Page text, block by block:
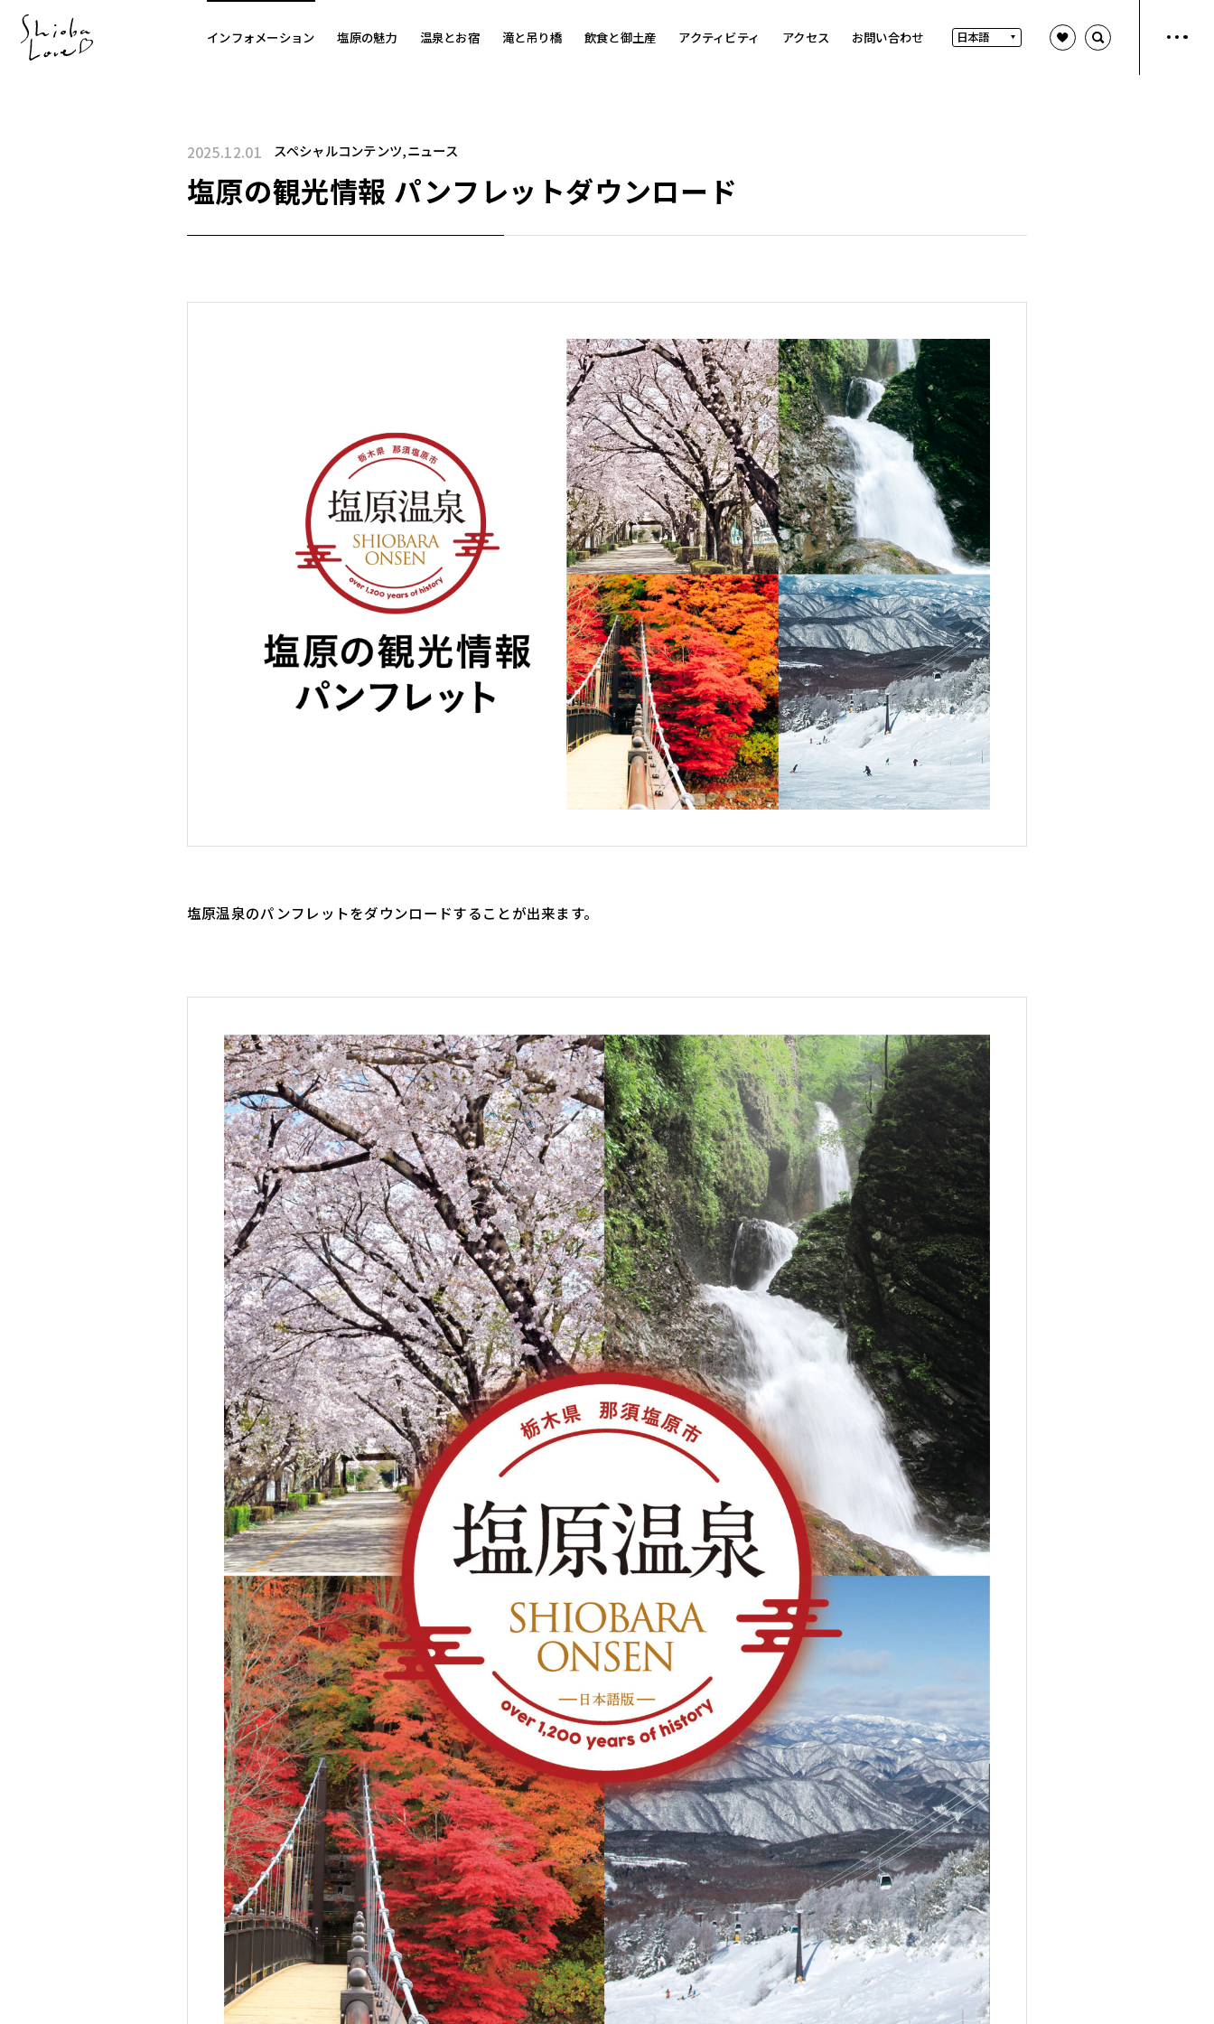
インフォメーション 塩原の魅力 温泉とお宿 滝と吊り橋 飲食と御土産 アクティビティ アクセス お問い合わせ
2025.12.01 スペシャルコンテンツ ニュース
塩原の観光情報 パンフレットダウンロード
塩原温泉のパンフレットをダウンロードすることが出来ます。